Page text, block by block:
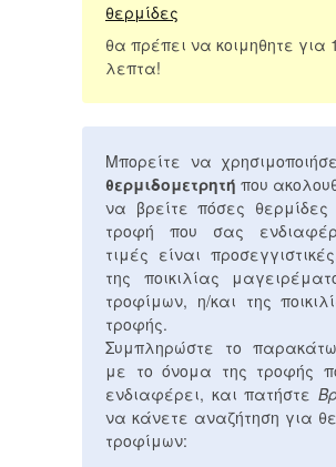
θερμίδες
θα πρέπει να κοιμηθητε για
λεπτα!
Μπορείτε να
θερμιδομετρητή που
να βρείτε πόσες θερμίδες
τροφή που σας
τιμές είναι
της ποικιλίας
τροφίμων, η/και της
τροφής.
Συμπληρώστε το
με το όνομα της τροφής
ενδιαφέρει, και πατήστε
να κάνετε αναζήτηση για
τροφίμων: